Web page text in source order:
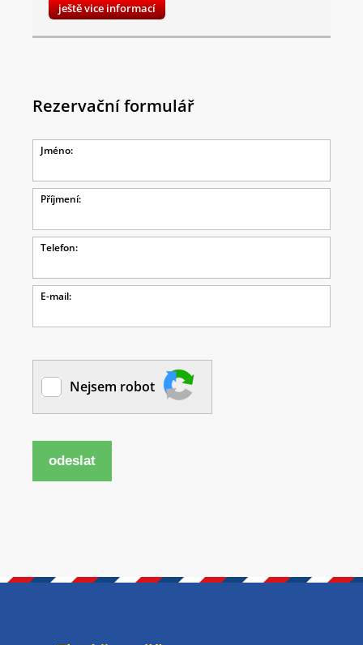
ještě vice informací
Rezervační formulář
Jméno:
Příjmení:
Telefon:
E-mail:
Nejsem robot
odeslat